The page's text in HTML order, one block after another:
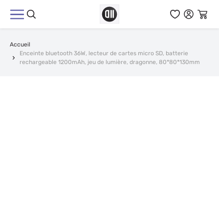
Accueil
Enceinte bluetooth 36W, lecteur de cartes micro SD, batterie
rechargeable 1200mAh, jeu de lumière, dragonne, 80*80*130mm